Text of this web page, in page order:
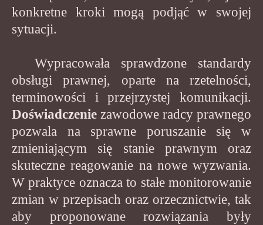
konkretne kroki mogą podjąć w swojej
sytuacji.
Wypracowała sprawdzone standardy
obsługi prawnej, oparte na rzetelności,
terminowości i przejrzystej komunikacji.
Doświadczenie zawodowe radcy prawnego
pozwala na sprawne poruszanie się w
zmieniającym się stanie prawnym oraz
skuteczne reagowanie na nowe wyzwania.
W praktyce oznacza to stałe monitorowanie
zmian w przepisach oraz orzecznictwie, tak
aby proponowane rozwiązania były